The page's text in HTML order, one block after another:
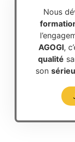
Nous
AGOGI,
qualité
son